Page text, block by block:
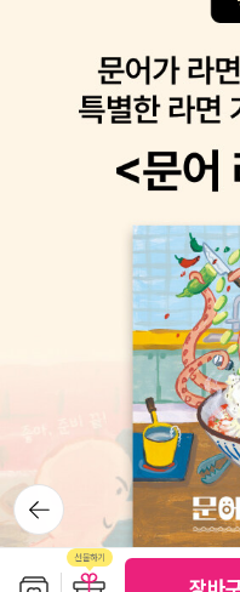
뒤로가
기